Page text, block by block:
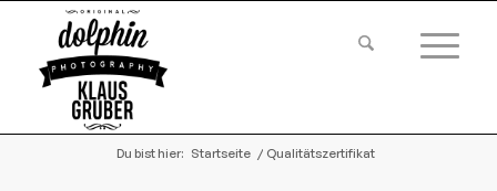
Du bist hier: Startseite / Qualitätszertifikat